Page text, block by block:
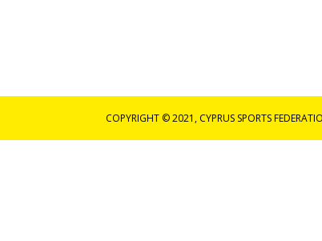
COPYRIGHT © 2021, CYPRUS SPORTS